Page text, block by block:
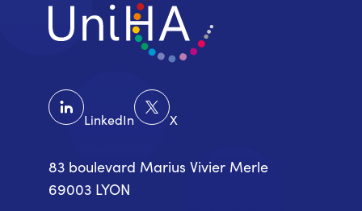
LinkedIn X
83 boulevard Marius Vivier Merle
69003 LYON